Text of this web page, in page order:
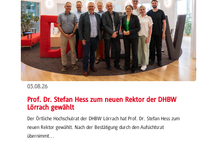
03.08.26
Prof. Dr. Stefan Hess zum neuen Rektor der DHBW
Lörrach gewählt
Der Örtliche Hochschulrat der DHBW Lörrach hat Prof. Dr. Stefan Hess zum
neuen Rektor gewählt. Nach der Bestätigung durch den Aufsichtsrat
übernimmt…